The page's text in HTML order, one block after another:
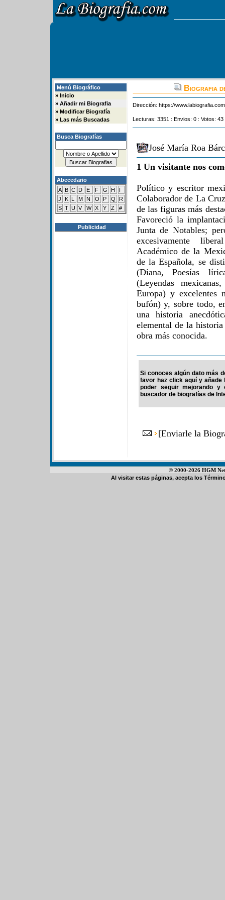
Menú Biográfico
» Inicio
» Añadir mi Biografia
» Modificar Biografía
» Las más Buscadas
Busca Biografías
Abecedario
A B C D E F G H
I
J
K L M N O P Q
R
S T U V W X Y Z #
Publicidad
Biografia
Dirección: https://
Lecturas: 3351 : Envios: 0 : Votos:
José María Roa
1 Un visitante nos
Político y escritor
Colaborador de La
de las figuras más
Favoreció la
Junta de Notables;
excesivamente
Académico de la
de la Española, se
(Diana, Poesías
(Leyendas
Europa) y
bufón) y, sobre todo,
una historia
elemental de la
obra más conocida.
Si conoces algún dato más
favor haz click aquí y
poder seguir mejorando y
buscador de biografías de
[Enviarle la
© 2000-2026 HGM
Al visitar estas páginas, acepta los